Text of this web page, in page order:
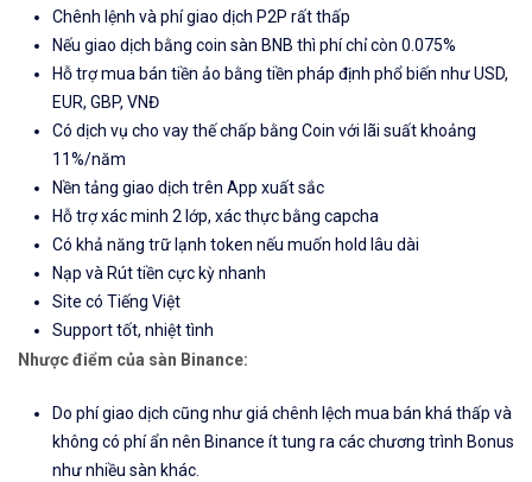
Chênh lệnh và phí giao dịch P2P rất thấp
Nếu giao dịch bằng coin sàn BNB thì phí chỉ còn 0.075%
Hỗ trợ mua bán tiền ảo bằng tiền pháp định phổ biến như USD,
EUR, GBP, VNĐ
Có dịch vụ cho vay thế chấp bằng Coin với lãi suất khoảng
11%/năm
Nền tảng giao dịch trên App xuất sắc
Hỗ trợ xác minh 2 lớp, xác thực bằng capcha
Có khả năng trữ lạnh token nếu muốn hold lâu dài
Nạp và Rút tiền cực kỳ nhanh
Site có Tiếng Việt
Support tốt, nhiệt tình
Nhược điểm của sàn Binance:
Do phí giao dịch cũng như giá chênh lệch mua bán khá thấp và
không có phí ẩn nên Binance ít tung ra các chương trình Bonus
như nhiều sàn khác.